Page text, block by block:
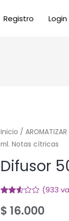
Registro Login
Inicio / AROMATIZAR
ml. Notas cítricas
Difusor
2.50
sobre
(933
$ 16.000